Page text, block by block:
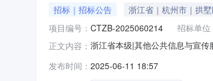
招标｜招标公告 浙江省｜杭州市｜拱
项目编号： CTZB-2025060214 招标单位
正文内容： 浙江省本级|其他公共信息与宣
健康栏目制作与宣传项目预算金
发布时间： 2025-06-11 18:57